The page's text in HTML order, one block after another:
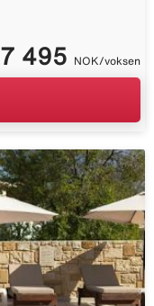
7 495 NOK/voksen